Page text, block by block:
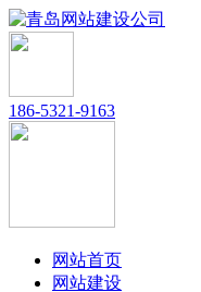
186-5321-9163
网站首页
网站建设